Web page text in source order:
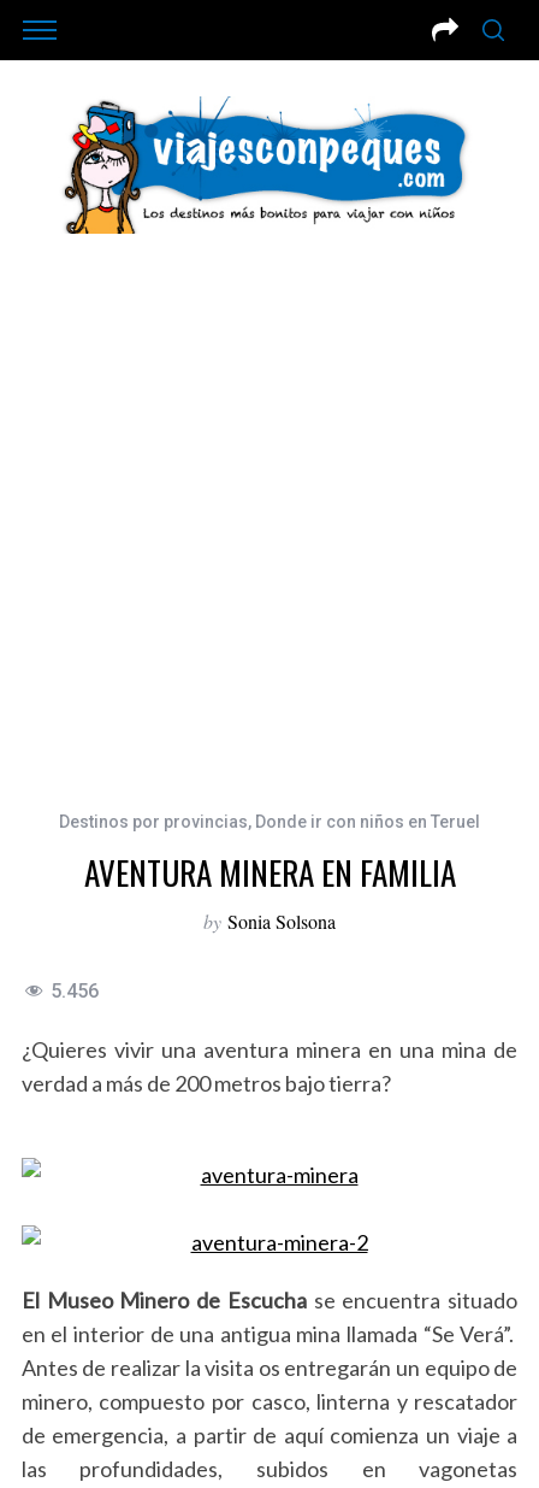
Destinos por provincias, Donde ir con niños en Teruel
AVENTURA MINERA EN FAMILIA
by Sonia Solsona
5.456
¿Quieres vivir una aventura minera en una mina de
verdad a más de 200 metros bajo tierra?
El Museo Minero de Escuchase encuentra situado
en el interior de una antigua mina llamada “Se Verá”.
Antes de realizar la visita os entregarán un equipo de
minero, compuesto por casco, linterna y rescatador
de emergencia, a partir de aquí comienza un viaje a
las profundidades, subidos en vagonetas